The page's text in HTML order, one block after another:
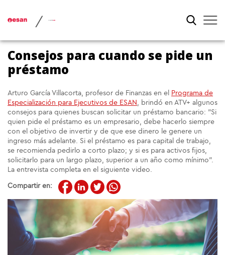
/
Consejos para cuando se pide un
préstamo
Arturo García Villacorta, profesor de Finanzas en el
Programa de
Especialización para Ejecutivos de ESAN , brindó en ATV+ algunos
consejos para quienes buscan solicitar un préstamo bancario: "Si
quien pide el préstamo es un empresario, debe hacerlo siempre
con el objetivo de invertir y de que ese dinero le genere un
ingreso más adelante. Si el préstamo es para capital de trabajo,
se recomienda pedirlo a corto plazo; y si es para activos fijos,
solicitarlo para un largo plazo, superior a un año como mínimo".
La entrevista completa en el siguiente video.
Compartir en: